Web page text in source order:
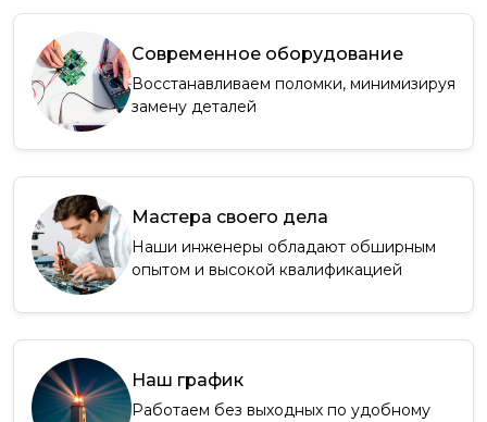
Современное оборудование
Восстанавливаем поломки, минимизируя
замену деталей
Мастера своего дела
Наши инженеры обладают обширным
опытом и высокой квалификацией
Наш график
Работаем без выходных по удобному